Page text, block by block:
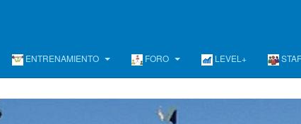
ENTRENAMIENTO FORO LEVEL+